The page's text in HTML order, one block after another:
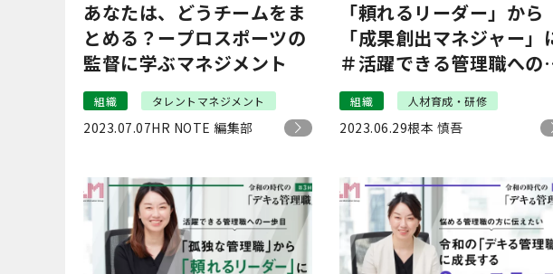
あなたは、どうチームをま
とめる？ープロスポーツの
監督に学ぶマネジメント
組織 タレントマネジメント
2023.07.07HR NOTE 編集部
「頼れるリーダー」から
「成果創出マネジャー」
＃活躍できる管理職への
歩目
組織 人材育成・研修
2023.06.29根本 慎吾